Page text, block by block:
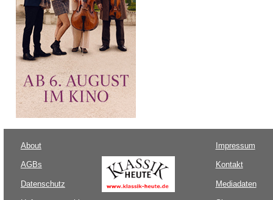
About
AGBs
Datenschutz
Impressum
Kontakt
Mediadaten